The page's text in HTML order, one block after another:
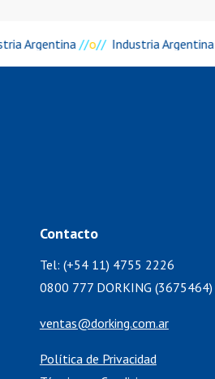
Argentina//o// Industria Argentina
Contacto
Tel: (+54 11) 4755 2226
0800 777 DORKING (3675464)
ventas@dorking.com.ar
Política de Privacidad